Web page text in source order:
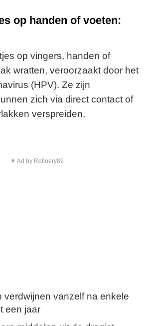
op handen of voeten:
op vingers, handen of
wratten, veroorzaakt door het
(HPV). Ze zijn
zich via direct contact of
verspreiden.
▼ Ad by Refinery89
verdwijnen vanzelf na enkele
een jaar